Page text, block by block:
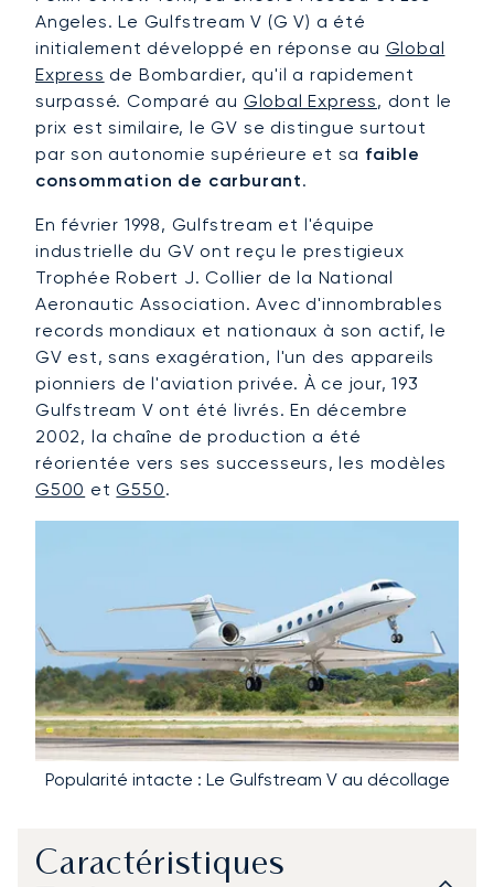
Angeles. Le Gulfstream V (G V) a été
initialement développé en réponse au Global
Express de Bombardier, qu'il a rapidement
surpassé. Comparé au Global Express, dont le
prix est similaire, le GV se distingue surtout
par son autonomie supérieure et sa faible
consommation de carburant.
En février 1998, Gulfstream et l'équipe
industrielle du GV ont reçu le prestigieux
Trophée Robert J. Collier de la National
Aeronautic Association. Avec d'innombrables
records mondiaux et nationaux à son actif, le
GV est, sans exagération, l'un des appareils
pionniers de l'aviation privée. À ce jour, 193
Gulfstream V ont été livrés. En décembre
2002, la chaîne de production a été
réorientée vers ses successeurs, les modèles
G500 etG550.
Popularité intacte : Le Gulfstream V au décollage
Caractéristiques